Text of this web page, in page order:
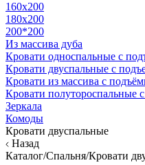
160х200
180х200
200*200
Из массива дуба
Кровати односпальные с
Кровати двуспальные с
Кровати из массива с
Кровати полутороспальные
Зеркала
Комоды
Кровати двуспальные
Назад
Каталог/Спальня/Кровати